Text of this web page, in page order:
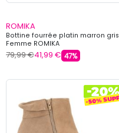
ROMIKA
Bottine fourrée platin marron gris
Femme ROMIKA
79,99 €41,99 € 47%